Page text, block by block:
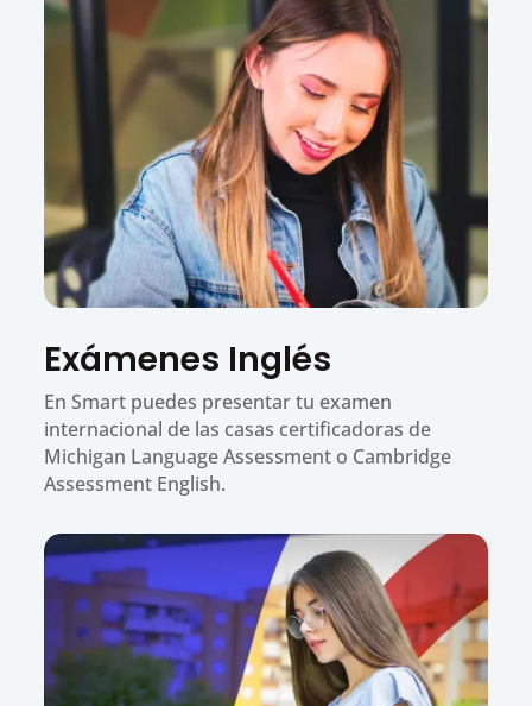
Exámenes Inglés
En Smart puedes presentar tu examen
internacional de las casas certificadoras de
Michigan Language Assessment o Cambridge
Assessment English.